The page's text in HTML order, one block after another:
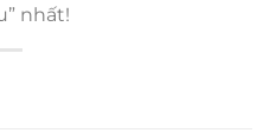
nhất!